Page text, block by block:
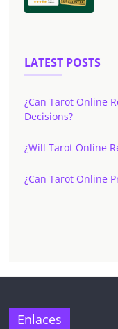
LATEST POSTS
¿Can Tarot Online
Decisions?
¿Will Tarot Online
¿Can Tarot Online
Enlaces